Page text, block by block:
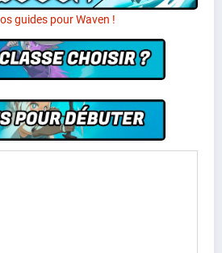
guides pour Waven !